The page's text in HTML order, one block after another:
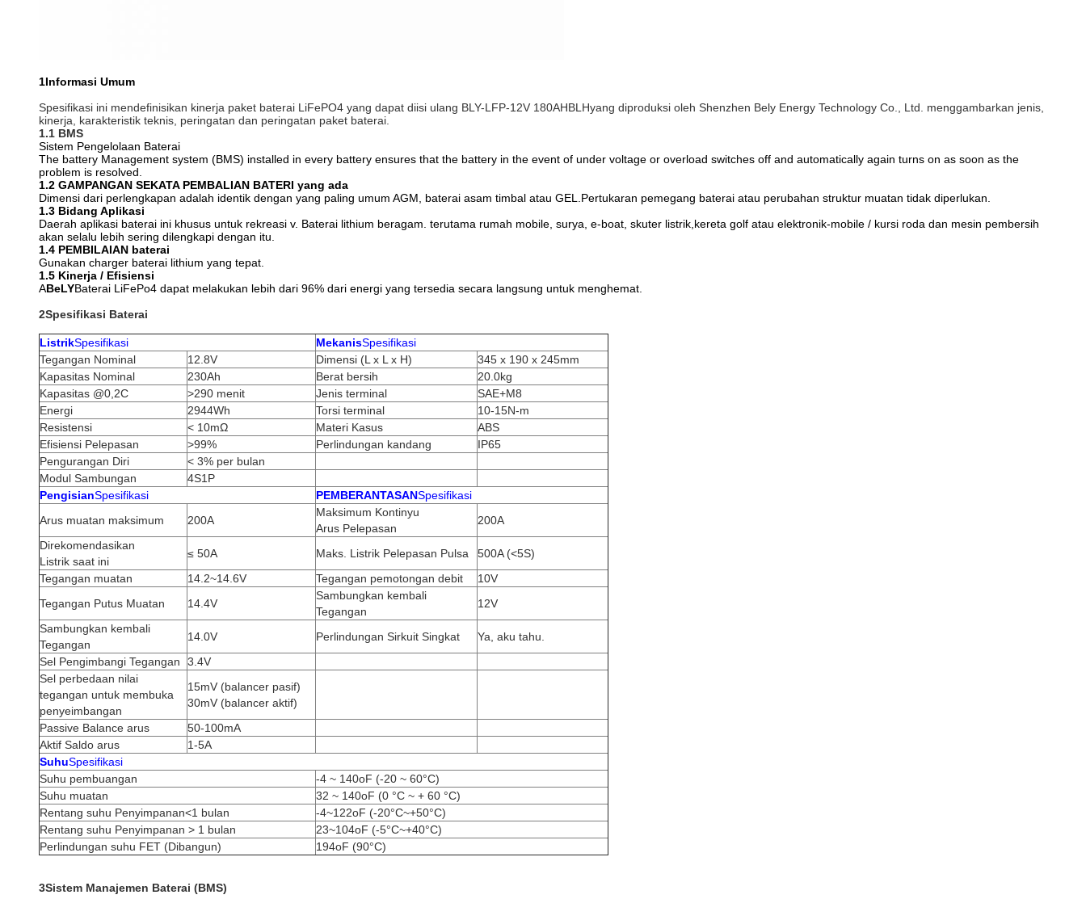
1Informasi Umum
Spesifikasi ini mendefinisikan kinerja paket baterai LiFePO4 yang dapat diisi ulang BLY-LFP-12V 180AHBLHyang diproduksi oleh Shenzhen Bely Energy Technology Co., Ltd. menggambarkan jenis,
kinerja, karakteristik teknis, peringatan dan peringatan paket baterai.
1.1 BMS
Sistem Pengelolaan Baterai
The battery Management system (BMS) installed in every battery ensures that the battery in the event of under voltage or overload switches off and automatically again turns on as soon as the
problem is resolved.
1.2 GAMPANGAN SEKATA PEMBALIAN BATERI yang ada
Dimensi dari perlengkapan adalah identik dengan yang paling umum AGM, baterai asam timbal atau GEL.Pertukaran pemegang baterai atau perubahan struktur muatan tidak diperlukan.
1.3 Bidang Aplikasi
Daerah aplikasi baterai ini khusus untuk rekreasi v. Baterai lithium beragam. terutama rumah mobile, surya, e-boat, skuter listrik,kereta golf atau elektronik-mobile / kursi roda dan mesin pembersih
akan selalu lebih sering dilengkapi dengan itu.
1.4 PEMBILAIAN baterai
Gunakan charger baterai lithium yang tepat.
1.5 Kinerja / Efisiensi
ABeLYBaterai LiFePo4 dapat melakukan lebih dari 96% dari energi yang tersedia secara langsung untuk menghemat.
2Spesifikasi Baterai
ListrikSpesifikasi MekanisSpesifikasi
Tegangan Nominal
12.8V Dimensi (L x L x H)
345 x 190 x 245mm
Kapasitas Nominal
230Ah Berat bersih
20.0kg
Kapasitas @0,2C
>290 menit Jenis terminal
SAE+M8
Energi
2944Wh Torsi terminal
10-15N-m
Resistensi
< 10mΩ Materi Kasus
ABS
Efisiensi Pelepasan
>99% Perlindungan kandang
IP65
Pengurangan Diri
< 3% per bulan
Modul Sambungan
4S1P
PengisianSpesifikasi PEMBERANTASANSpesifikasi
Arus muatan maksimum
200A
Maksimum Kontinyu
Arus Pelepasan
200A
Direkomendasikan
Listrik saat ini
≤ 50A Maks. Listrik Pelepasan Pulsa
500A (<5S)
Tegangan muatan
14.2~14.6V Tegangan pemotongan debit
10V
Tegangan Putus Muatan
14.4V
Sambungkan kembali
Tegangan
12V
Sambungkan kembali
Tegangan
14.0V Perlindungan Sirkuit Singkat
Ya, aku tahu.
Sel Pengimbangi Tegangan
3.4V
Sel perbedaan nilai
tegangan untuk membuka
penyeimbangan
15mV (balancer pasif)
30mV (balancer aktif)
Passive Balance arus
50-100mA
Aktif Saldo arus
1-5A
SuhuSpesifikasi
Suhu pembuangan
-4 ~ 140oF (-20 ~ 60°C)
Suhu muatan
32 ~ 140oF (0 °C ~ + 60 °C)
Rentang suhu Penyimpanan<1 bulan
-4~122oF (-20°C~+50°C)
Rentang suhu Penyimpanan > 1 bulan
23~104oF (-5°C~+40°C)
Perlindungan suhu FET (Dibangun)
194oF (90°C)
3Sistem Manajemen Baterai (BMS)